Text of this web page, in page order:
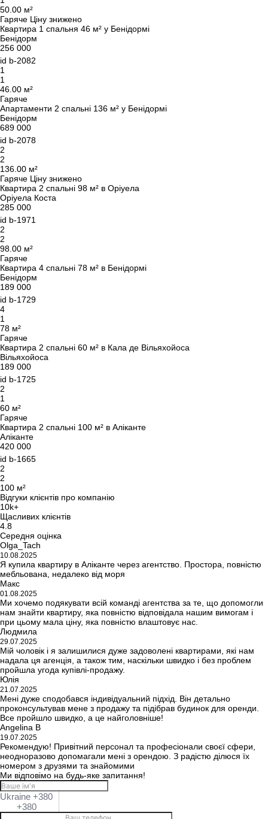
50.00 м²
Гаряче Ціну знижено
Квартира 1 спальня 46 м² у Бенідормі
Бенідорм
256 000
id b-2082
1
1
46.00 м²
Гаряче
Апартаменти 2 спальні 136 м² у Бенідормі
Бенідорм
689 000
id b-2078
2
2
136.00 м²
Гаряче Ціну знижено
Квартира 2 спальні 98 м² в Оріуела
Оріуела Коста
285 000
id b-1971
2
2
98.00 м²
Гаряче
Квартира 4 спальні 78 м² в Бенідормі
Бенідорм
189 000
id b-1729
4
1
78 м²
Гаряче
Квартира 2 спальні 60 м² в Кала де Вільяхойоса
Вільяхойоса
189 000
id b-1725
2
1
60 м²
Гаряче
Квартира 2 спальні 100 м² в Аліканте
Аліканте
420 000
id b-1665
2
2
100 м²
Відгуки клієнтів про компанію
10k+
Щасливих клієнтів
4.8
Середня оцінка
Olga_Tach
10.08.2025
Я купила квартиру в Аліканте через агентство. Простора, повністю
мебльована, недалеко від моря
Макс
01.08.2025
Ми хочемо подякувати всій команді агентства за те, що допомогли
нам знайти квартиру, яка повністю відповідала нашим вимогам і
при цьому мала ціну, яка повністю влаштовує нас.
Людмила
29.07.2025
Мій чоловік і я залишилися дуже задоволені квартирами, які нам
надала ця агенція, а також тим, наскільки швидко і без проблем
пройшла угода купівлі-продажу.
Юлія
21.07.2025
Мені дуже сподобався індивідуальний підхід. Він детально
проконсультував мене з продажу та підібрав будинок для оренди.
Все пройшло швидко, а це найголовніше!
Angelina B
19.07.2025
Рекомендую! Привітний персонал та професіонали своєї сфери,
неодноразово допомагали мені з орендою. З радістю ділюся їх
номером з друзями та знайомими
Ми відповімо на будь-яке запитання!
Ukraine +380
+380
Дякуємо!
найближчим часом.
Підписку на оновлення успішно оформлено.
Залиште свої контактні дані, і ми зв’яжемося з
вами найближчим часом.